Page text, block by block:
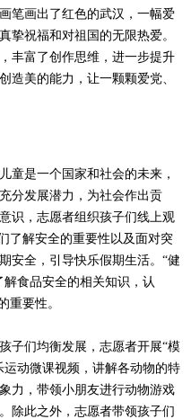
笔画出了红色的武汉，一幅爱
挚祝福和对祖国的无限热爱。
丰富了创作思维，进一步提升
造美的能力，让一颗颗爱党、
童是一个国家和社会的未来，
分发展潜力，为社会作出贡
识，志愿者组织孩子们线上观
了解安全的重要性以及面对突
安全，引导快乐假期生活。“健
食品安全的相关知识，认
重要性。
子们均衡发展，志愿者开展“模
动微课视频，讲解各动物的特
力，带领小朋友进行动物游戏
除此之外，志愿者带领孩子们